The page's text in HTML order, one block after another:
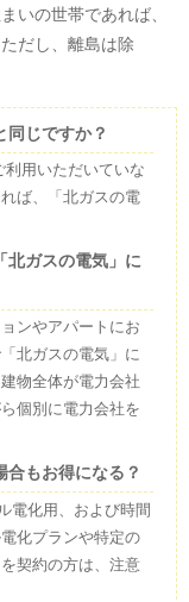
望を伝え、書類を
るか不安でした。
38
10
1%
ては、旧一般電気事業
稼働していないことか
等の内訳に原子力発電
には、すべての電力会
た賦課金により賄われ
電なども含めた全国平
。
いの世帯であれば、
だし、離島は除
同じですか？
用いただいていな
ば、「北ガスの電
北ガスの電気」に
ンやアパートにお
北ガスの電気」に
物全体が電力会社
個別に電力会社を
合もお得になる？
電化用、および時間
化プランや特定の
契約の方は、注意